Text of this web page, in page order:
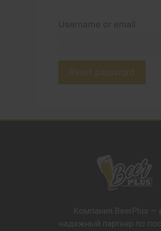
Username or email
Reset password
Компания BeerPlus —
надежный партнер по